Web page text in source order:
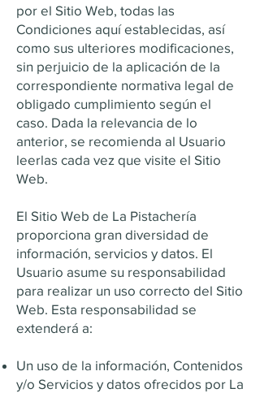
por el Sitio Web, todas las
Condiciones aquí establecidas, así
como sus ulteriores modificaciones,
sin perjuicio de la aplicación de la
correspondiente normativa legal de
obligado cumplimiento según el
caso. Dada la relevancia de lo
anterior, se recomienda al Usuario
leerlas cada vez que visite el Sitio
Web.
El Sitio Web de La Pistachería
proporciona gran diversidad de
información, servicios y datos. El
Usuario asume su responsabilidad
para realizar un uso correcto del Sitio
Web. Esta responsabilidad se
extenderá a:
Un uso de la información, Contenidos
y/o Servicios y datos ofrecidos por La